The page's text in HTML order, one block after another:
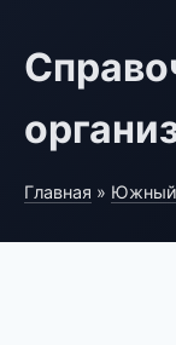
Главная » Южный